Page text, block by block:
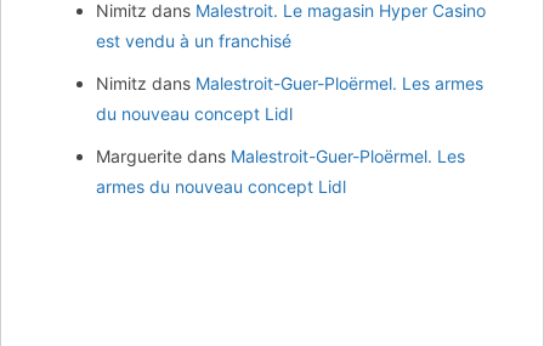
Nimitz dans Malestroit. Le magasin Hyper Casino
est vendu à un franchisé
Nimitz dans Malestroit-Guer-Ploërmel. Les armes
du nouveau concept Lidl
Marguerite dans Malestroit-Guer-Ploërmel. Les
armes du nouveau concept Lidl